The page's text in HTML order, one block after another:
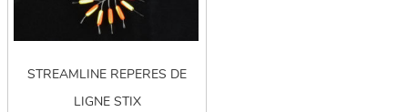
STREAMLINE REPERES DE
LIGNE STIX